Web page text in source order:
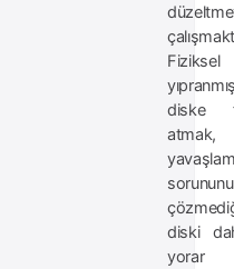
Fiziksel
diske
atmak,
sorununu
diski